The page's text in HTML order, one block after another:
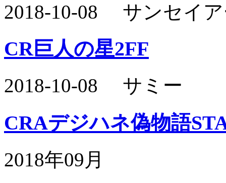
2018-10-08 サンセイ
CR巨人の星2FF
2018-10-08 サミー
CRAデジハネ偽物語
2018年09月